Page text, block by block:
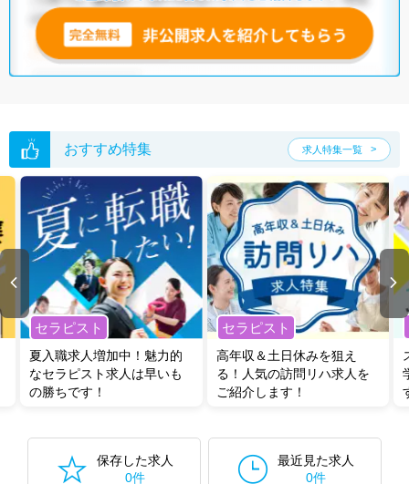
おすすめ特集 求人特集一覧
セラピスト
夏入職求人増加中！魅力的
なセラピスト求人は早いも
の勝ちです！
セラピスト
高年収＆土日休みを狙え
る！人気の訪問リハ求人を
ご紹介します！
保存した求人
0件
最近見た求人
0件